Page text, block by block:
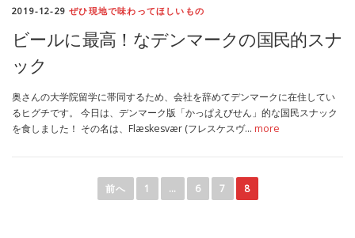
2019-12-29ぜひ現地で味わってほしいもの
ビールに最高！なデンマークの国民的スナ
ック
奥さんの大学院留学に帯同するため、会社を辞めてデンマークに在住してい
るヒグチです。 今日は、デンマーク版「かっぱえびせん」的な国民スナック
を食しました！ その名は、Flæskesvær (フレスケスヴ… more
前へ 1 … 6 7 8